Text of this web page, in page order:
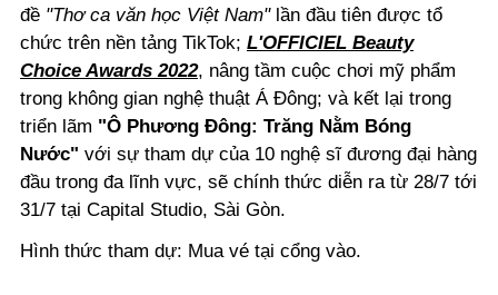
đề "Thơ ca văn học Việt Nam"lần đầu tiên được tổ
chức trên nền tảng TikTok; L'OFFICIEL Beauty
Choice Awards 2022, nâng tầm cuộc chơi mỹ phẩm
trong không gian nghệ thuật Á Đông; và kết lại trong
triển lãm "Ô Phương Đông: Trăng Nằm Bóng
Nước" với sự tham dự của 10 nghệ sĩ đương đại hàng
đầu trong đa lĩnh vực, sẽ chính thức diễn ra từ 28/7 tới
31/7 tại Capital Studio, Sài Gòn.
Hình thức tham dự: Mua vé tại cổng vào.